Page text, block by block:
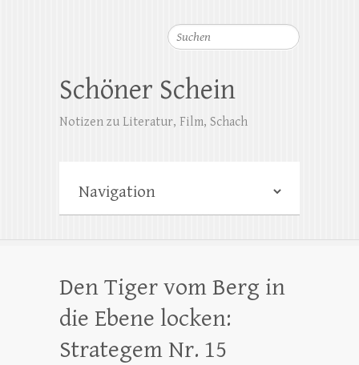
Suchen
Schöner Schein
Notizen zu Literatur, Film, Schach
Den Tiger vom Berg in
die Ebene locken:
Strategem Nr. 15